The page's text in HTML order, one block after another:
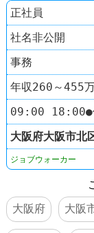
正社員
社名非公開
事務
年収260～455
09:00 18:00●
大阪府大阪市北
ジョブウォーカー
大阪府
大阪